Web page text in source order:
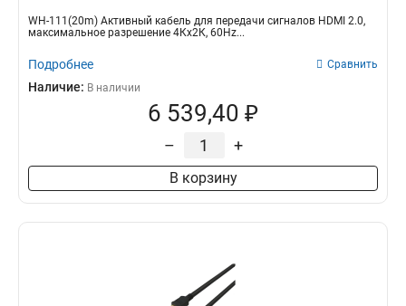
WH-111(20m) Активный кабель для передачи сигналов HDMI 2.0,
максимальное разрешение 4Кх2К, 60Hz...
Подробнее Сравнить
Наличие: В наличии
6 539,40 ₽
– +
В корзину